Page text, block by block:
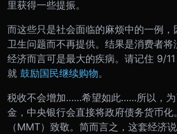
里获得一些提振。
而这些只是社会面临的麻烦中的一例
卫生问题而不再提供。结果是消费者
经济而言可是最大的疾病。请记住 9/
就 鼓励国民继续购物。
税收不会增加……希望如此……所以，为
金，中央银行会直接将政府债务货币
（MMT）致敬。简而言之，这套经济